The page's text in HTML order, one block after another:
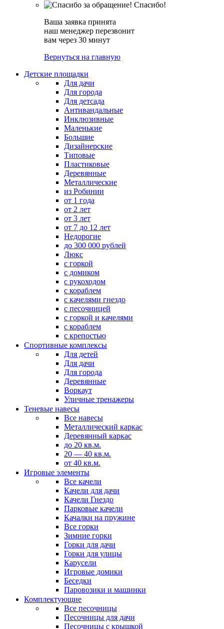
Спасибо!
Ваша заявка принята
наш менеджер перезвонит
вам через 30 минут
Вернуться на главную
Детские площадки
Для дачи
Для города
Для детсада
Антивандальные
Инклюзивные
Маленькие
Большие
Дизайнерские
Типовые
Пластиковые
Деревянные
Металлические
из Робинии
от 1 года
от 2 лет
от 3 лет
от 7 до 12 лет
Недорогие
до 300 000 рублей
Люкс
с горкой
с домиком
с рукоходом
с кораблем
с качелями гнездо
с песочницей
с горкой и качелями
с кораблем
с крепостью
Спортивные комплексы
Для детей
Для дачи
Для города
Деревянные
Воркаут
Уличные тренажеры
Теневые навесы
Все навесы
Металлический каркас
Деревянный каркас
до 20 кв.м.
20 — 40 кв.м.
от 40 кв.м.
Игровые элементы
Все качели
Качели для дачи
Качели Гнездо
Парковые качели
Качалки на пружине
Все горки
Зимние горки
Горки для дачи
Горки для улицы
Карусели
Игровые домики
Беседки
Паровозики и машинки
Комплектующие
Все песочницы
Песочницы для дачи
Песочницы с крышкой